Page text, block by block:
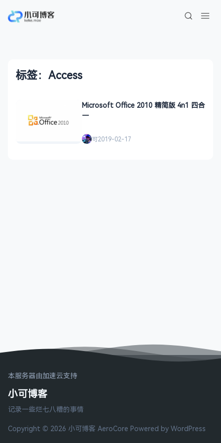
标签：Access
Microsoft Office 2010 精简版 4n1 四合
一
可2019-02-17
本服务器由加速云支持
小可博客
记录一些烂七八糟的事情
Copyright © 2026 小可博客 AeroCore Powered by WordPress